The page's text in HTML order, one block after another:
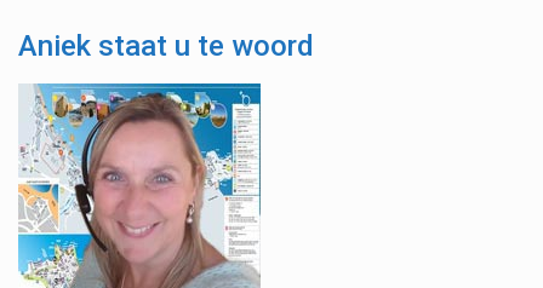
Aniek staat u te woord